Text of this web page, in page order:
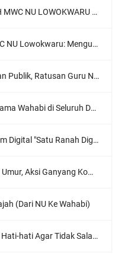
NU ke-35, Meneguhkan Sanad Laku Para Muassis
Menjalin Ukhuwah Menyambut Muktamar NU ke-35
Kota Malang Serukan Deklarasi Ramah Anak
Dunia dan Karya-karyanya
Ulama", Siap Diluncurkan dalam Waktu Dekat!
Karena Ada Narasi Halal Sembelih Orang
(Dari NU Ke Wahabi)
hati Agar Tidak Salah Pilih